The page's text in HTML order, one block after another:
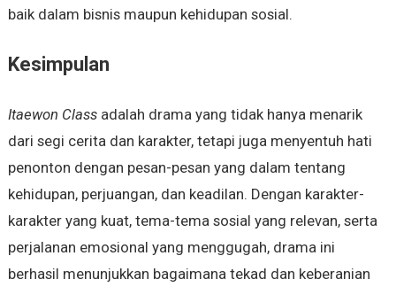
baik dalam bisnis maupun kehidupan sosial.
Kesimpulan
Itaewon Classadalah drama yang tidak hanya menarik
dari segi cerita dan karakter, tetapi juga menyentuh hati
penonton dengan pesan-pesan yang dalam tentang
kehidupan, perjuangan, dan keadilan. Dengan karakter-
karakter yang kuat, tema-tema sosial yang relevan, serta
perjalanan emosional yang menggugah, drama ini
berhasil menunjukkan bagaimana tekad dan keberanian